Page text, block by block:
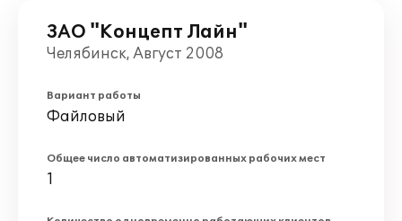
ЗАО "Концепт Лайн"
Челябинск, Август 2008
Вариант работы
Файловый
Общее число автоматизированных рабочих мест
1